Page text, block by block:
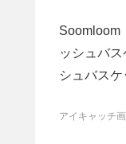
Soomloom
ッシュバ
シュバス
アイキャッチ